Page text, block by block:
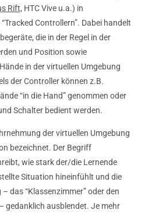
Rift, HTC Vive u.a.) in
Controllern”. Dabei handelt
die in der Regel in der
und Position sowie
in der virtuellen Umgebung
der Controller können z.B.
“in die Hand” genommen oder
Schalter bedient werden.
der virtuellen Umgebung
bezeichnet. Der Begriff
wie stark der/die Lernende
Situation hineinfühlt und die
das “Klassenzimmer” oder den
gedanklich ausblendet. Je mehr